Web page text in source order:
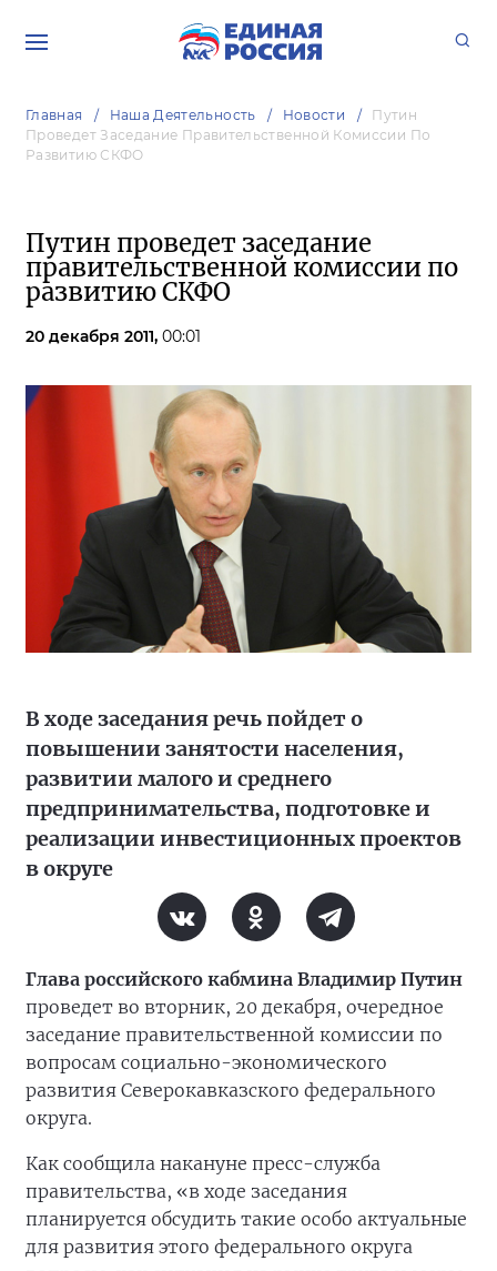
Главная Наша Деятельность Новости
Путин
Проведет Заседание Правительственной Комиссии По
Развитию СКФО
Путин проведет заседание
правительственной комиссии по
развитию СКФО
20 декабря 2011, 00:01
В ходе заседания речь пойдет о
повышении занятости населения,
развитии малого и среднего
предпринимательства, подготовке и
реализации инвестиционных проектов
в округе
Глава российского кабмина Владимир Путин
проведет во вторник, 20 декабря, очередное
заседание правительственной комиссии по
вопросам социально-экономического
развития Северокавказского федерального
округа.
Как сообщила накануне пресс-служба
правительства, «в ходе заседания
планируется обсудить такие особо актуальные
для развития этого федерального округа